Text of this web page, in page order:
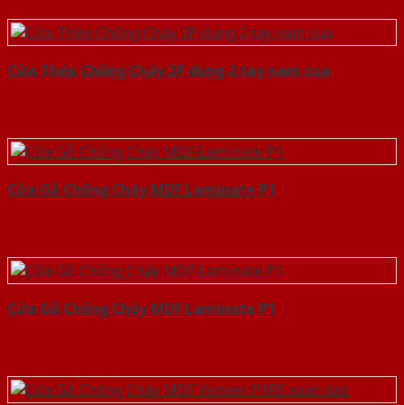
Cửa Thép Chống Cháy 2P dung 2 tay nam cua
Cửa Gỗ Chống Cháy MDF Laminate P1
Cửa Gỗ Chống Cháy MDF Laminate P1